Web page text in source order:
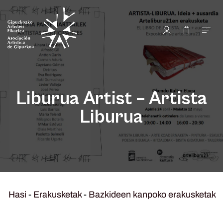
Liburua Artist – Artista
Liburua
Hasi - Erakusketak- Bazkideen kanpoko erakusketak